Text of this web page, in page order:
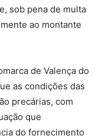
sob pena de multa
ao montante
de Valença do
as condições das
precárias, com
que
do fornecimento